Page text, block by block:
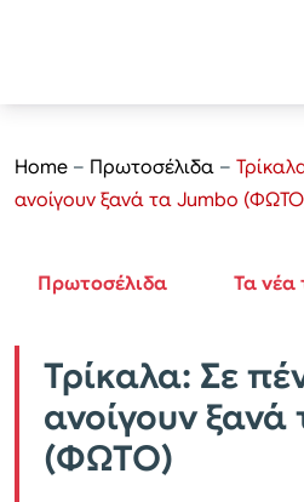
Home – Πρωτοσέλιδα –
ανοίγουν ξανά τα Jumbo
Πρωτοσέλιδα Τα νέα
Τρίκαλα: Σε
ανοίγουν
(ΦΩΤΟ)